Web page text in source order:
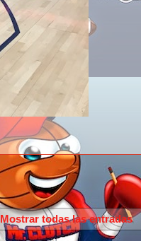
Mostrar todas las entradas